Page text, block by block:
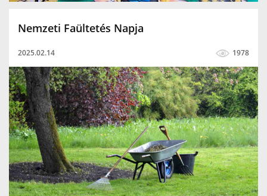
Nemzeti Faültetés Napja
2025.02.14 1978